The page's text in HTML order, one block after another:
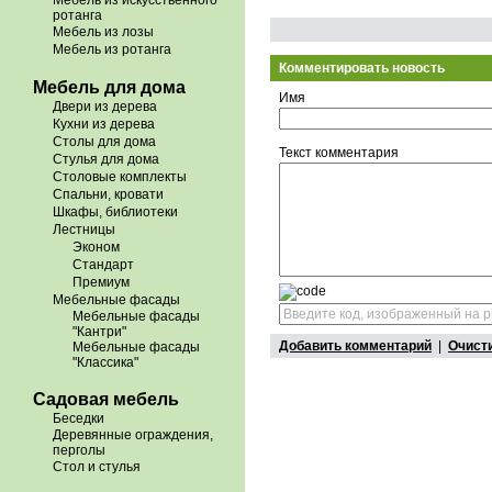
ротанга
Мебель из лозы
Мебель из ротанга
Мебель для дома
Двери из дерева
Кухни из дерева
Столы для дома
Стулья для дома
Столовые комплекты
Спальни, кровати
Шкафы, библиотеки
Лестницы
Эконом
Стандарт
Премиум
Мебельные фасады
Мебельные фасады
"Кантри"
Мебельные фасады
"Классика"
Садовая мебель
Беседки
Деревянные ограждения,
перголы
Стол и стулья
Комментировать новость
Имя
Текст комментария
Добавить комментарий